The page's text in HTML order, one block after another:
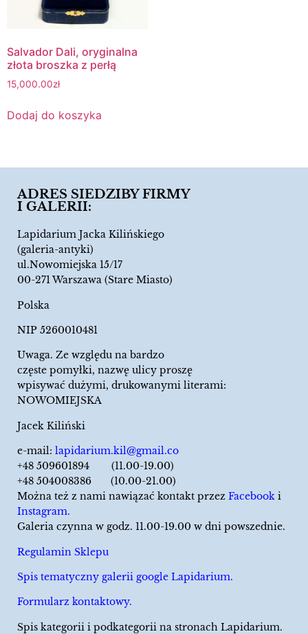
Salvador Dali, oryginalna
złota broszka z perłą
15,000.00zł
Dodaj do koszyka
ADRES SIEDZIBY FIRMY
I GALERII:
Lapidarium Jacka Kilińskiego
(galeria-antyki)
ul.Nowomiejska 15/17
00-271 Warszawa (Stare Miasto)
Polska
NIP 5260010481
Uwaga. Ze względu na bardzo
częste pomyłki, nazwę ulicy proszę
wpisywać dużymi, drukowanymi literami:
NOWOMIEJSKA
Jacek Kiliński
e-mail: lapidarium.kil@gmail.co
+48 509601894 (11.00-19.00)
+48 504008386 (10.00-21.00)
Można też z nami nawiązać kontakt przez Facebook i
Instagram.
Galeria czynna w godz. 11.00-19.00 w dni powszednie.
Regulamin Sklepu
Spis tematyczny galerii google Lapidarium.
Formularz kontaktowy.
Spis kategorii i podkategorii na stronach Lapidarium.